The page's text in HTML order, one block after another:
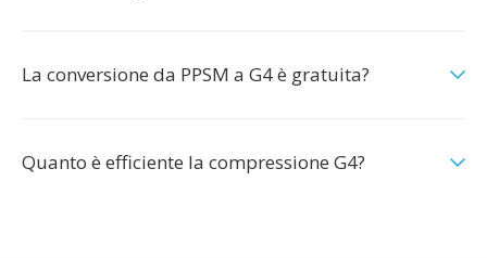
La conversione da PPSM a G4 è gratuita?
Quanto è efficiente la compressione G4?